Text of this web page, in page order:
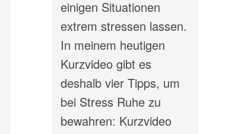
einigen Situationen
extrem stressen lassen.
In meinem heutigen
Kurzvideo gibt es
deshalb vier Tipps, um
bei Stress Ruhe zu
bewahren: Kurzvideo